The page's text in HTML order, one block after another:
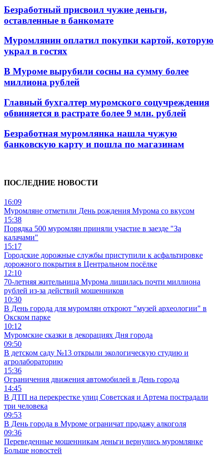
Безработный присвоил чужие деньги,
оставленные в банкомате
Муромлянин оплатил покупки картой, которую
украл в гостях
В Муроме вырубили сосны на сумму более
миллиона рублей
Главный бухгалтер муромского соцучреждения
обвиняется в растрате более 9 млн. рублей
Безработная муромлянка нашла чужую
банковскую карту и пошла по магазинам
ПОСЛЕДНИЕ НОВОСТИ
16:09
Муромляне отметили День рождения Мурома со вкусом
15:38
Порядка 500 муромлян приняли участие в заезде "За
калачами"
15:17
Городские дорожные службы приступили к асфальтировке
дорожного покрытия в Центральном посёлке
12:10
70-летняя жительница Мурома лишилась почти миллиона
рублей из-за действий мошенников
10:30
В День города для муромлян откроют "музей археологии" в
Окском парке
10:12
Муромские сказки в декорациях Дня города
09:50
В детском саду №13 открыли экологическую студию и
агролабораторию
15:36
Ограничения движения автомобилей в День города
14:45
В ДТП на перекрестке улиц Советская и Артема пострадали
три человека
09:53
В День города в Муроме ограничат продажу алкоголя
09:36
Переведенные мошенникам деньги вернулись муромлянке
Больше новостей